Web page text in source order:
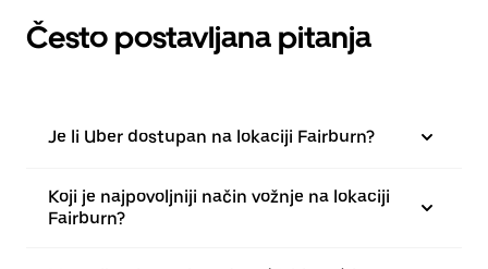
Često postavljana pitanja
Je li Uber dostupan na lokaciji Fairburn?
Koji je najpovoljniji način vožnje na lokaciji
Fairburn?